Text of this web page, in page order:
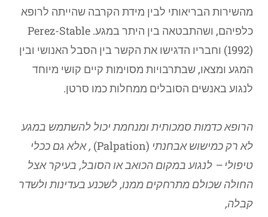
מהשירות הבריאותי לבין מידת הקרבה שהייתה לרופא
כלפיהם, ושהתבטאה בין היתר במגע. Perez-Stable
(1992) וחבריו הדגישו את הקשר בין הסבל האנושי ובין
המגע ומצאו, שבתרבויות מסוימות קיים קושי מיוחד
לנגוע באנשים הסובלים ממחלות כמו סרטן.
הרופא כדמות סמכותית ומנחמת יכול להשתמש במגע
לא רק כמישוש אבחנתי (Palpation)
, אלא גם ככלי
טיפולי – לנגוע במקום הכואב או הסובל, בעיקר אצל
החולה שכולם מתרחקים ממנו, לשכנע בעדינות ולשדר
קבלה,